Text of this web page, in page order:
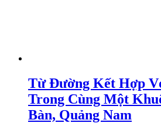
Từ Đường Kết Hợp
Trong Cùng Một
Bàn, Quảng Nam